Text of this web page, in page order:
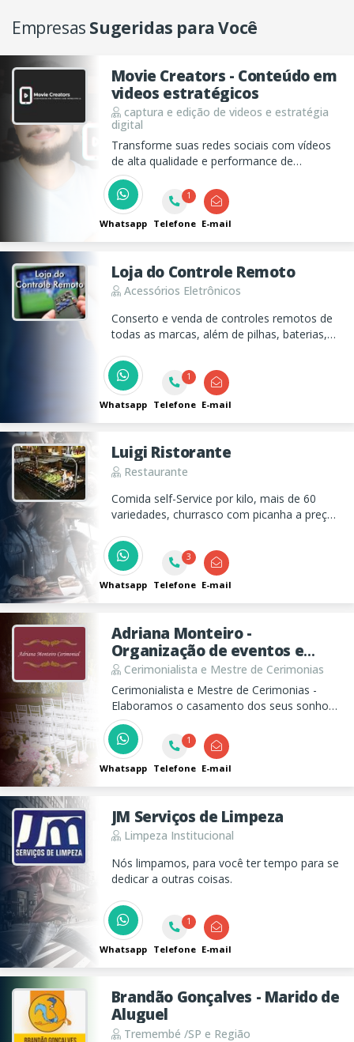
Empresas Sugeridas para Você
Movie Creators - Conteúdo em
videos estratégicos
captura e edição de videos e estratégia
digital
Transforme suas redes sociais com vídeos
de alta qualidade e performance de
marketing digital personalizadas com a
Movie Creators.
Whatsapp
1
Telefone E-mail
Loja do Controle Remoto
Acessórios Eletrônicos
Conserto e venda de controles remotos de
todas as marcas, além de pilhas, baterias,
entrega via WhatsApp e qualidade garantida
desde 2004!
Whatsapp
1
Telefone E-mail
Luigi Ristorante
Restaurante
Comida self-Service por kilo, mais de 60
variedades, churrasco com picanha a preço
gratuito.
Whatsapp
3
Telefone E-mail
Adriana Monteiro -
Organização de eventos e
Cerimonialista
Cerimonialista e Mestre de Cerimonias
Cerimonialista e Mestre de Cerimonias -
Elaboramos o casamento dos seus sonhos
ou seu momento único para surpreender ou
presentear.
Whatsapp
1
Telefone E-mail
JM Serviços de Limpeza
Limpeza Institucional
Nós limpamos, para você ter tempo para se
dedicar a outras coisas.
Whatsapp
1
Telefone E-mail
Brandão Gonçalves - Marido de
Aluguel
Tremembé /SP e Região